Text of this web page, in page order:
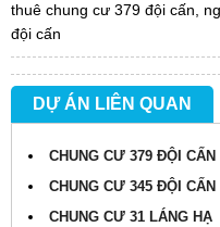
thuê chung cư 379 đội cấn,
đội cấn
DỰ ÁN LIÊN QUAN
CHUNG CƯ 379 ĐỘI CẤN
CHUNG CƯ 345 ĐỘI CẤN
CHUNG CƯ 31 LÁNG HẠ